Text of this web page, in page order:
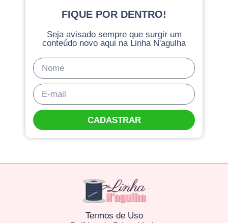
FIQUE POR DENTRO!
Seja avisado sempre que surgir um
conteúdo novo aqui na Linha N'agulha
CADASTRAR
Termos de Uso